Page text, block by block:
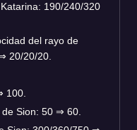
190/240/320
del rayo de
20/20/20.
100.
Sion: 50 ⇒ 60.